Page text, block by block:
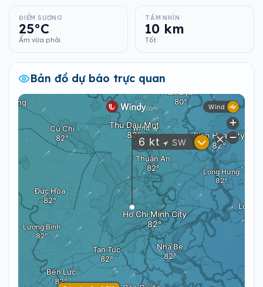
ĐIỂM SƯƠNG
25°C
Ẩm vừa phải
TẦM NHÌN
10 km
Tốt
Bản đồ dự báo trực quan